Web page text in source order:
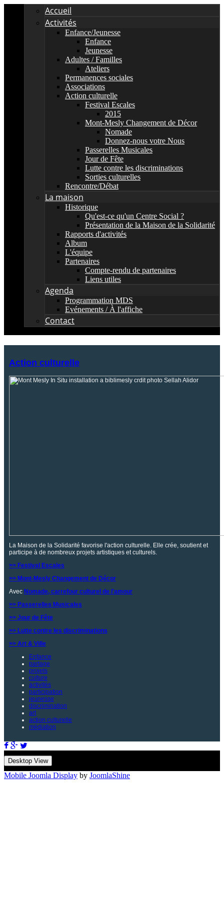
Accueil
Activités
Enfance/Jeunesse
Enfance
Jeunesse
Adultes / Familles
Ateliers
Permanences sociales
Associations
Action culturelle
Festival Escales
2015
Mont-Mesly Changement de Décor
Nomade
Donnez-nous votre Nous
Passerelles Musicales
Jour de Fête
Lutte contre les discriminations
Sorties culturelles
Rencontre/Débat
La maison
Historique
Qu'est-ce qu'un Centre Social ?
Présentation de la Maison de la Solidarité
Rapports d'activités
Album
L'équipe
Partenaires
Compte-rendu de partenaires
Liens utiles
Agenda
Programmation MDS
Evénements / À l'affiche
Contact
Action culturelle
La Maison de la Solidarité favorise l'action culturelle. Elle crée, soutient et
participe à de nombreux projets artistiques et culturels.
>> Festival Escales
>> Mont-Mesly Changement de Décor
Avec Nomade, carrefour culturel de l'amour
>> Passerelles Musicales
>> Jour de Fête
>> Lutte contre les discriminations
>> Art & Ville
Enfance
partage
projets
culture
activités
participation
jeunesse
discrimination
art
action culturelle
médiation
Desktop View
Mobile Joomla Display by JoomlaShine